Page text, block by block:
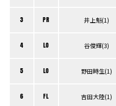
3 PR 井上魁(1)
4 LO 谷俊輝(3)
5 LO 野田時生(1)
6 FL 吉田大陸(1)